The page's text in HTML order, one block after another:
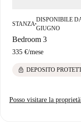
fantastica vi aspetta!
STANZA ■
DISPONIBILE
GIUGNO
Bedroom 3
335 €/mese
lock DEPOSITO
Posso visitare la